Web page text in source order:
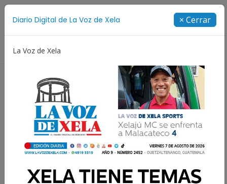
Diario Digital de La Voz de Xela × Cerrar
La Voz de Xela